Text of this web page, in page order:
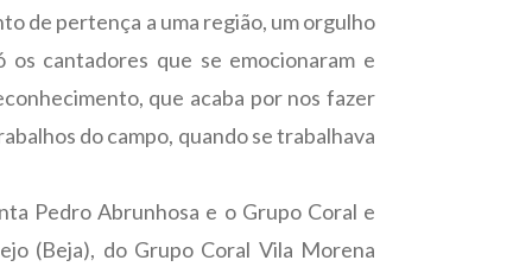
de pertença a uma região, um orgulho
cantadores que se emocionaram e
que acaba por nos fazer
do campo, quando se trabalhava
Pedro Abrunhosa e o Grupo Coral e
(Beja), do Grupo Coral Vila Morena